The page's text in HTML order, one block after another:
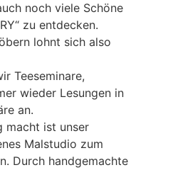
noch viele Schöne
zu entdecken.
lohnt sich also
Teeseminare,
wieder Lesungen in
an.
macht ist unser
Malstudio zum
Durch handgemachte